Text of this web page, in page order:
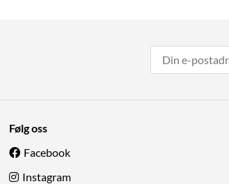
Følg oss
Facebook
Instagram